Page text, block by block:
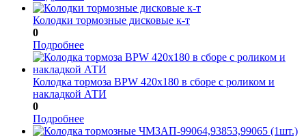
Колодки тормозные дисковые к-т
0
Подробнее
Колодка тормоза BPW 420х180 в сборе с роликом и
накладкой АТИ
0
Подробнее